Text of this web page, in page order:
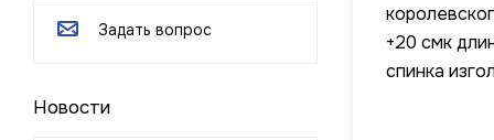
+20 смк
спинка
Задать вопрос
Новости